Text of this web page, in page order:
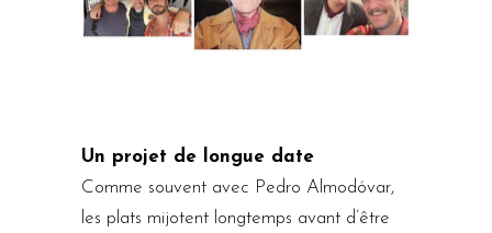
Un projet de longue date
Comme souvent avec Pedro Almodóvar,
les plats mijotent longtemps avant d’être